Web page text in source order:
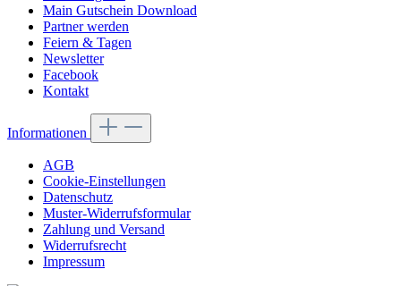
Main Gutschein Download
Partner werden
Feiern & Tagen
Newsletter
Facebook
Kontakt
Informationen
AGB
Cookie-Einstellungen
Datenschutz
Muster-Widerrufsformular
Zahlung und Versand
Widerrufsrecht
Impressum